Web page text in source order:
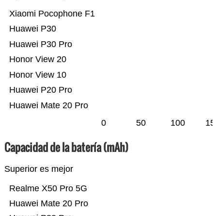
Huawei Mate 20 Pro
Huawei P20 Pro
Honor View 10
Honor View 20
Huawei P30 Pro
Huawei P30
Xiaomi Pocophone F1
0 50 100
Capacidad de la batería (mAh)
Superior es mejor
Huawei Mate 20 Pro
Realme X50 Pro 5G